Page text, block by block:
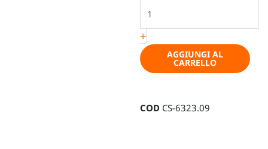
Frigo
a
compressore
16L
centrale
+
AGGIUNGI AL
CARRELLO
COD CS-6323.09